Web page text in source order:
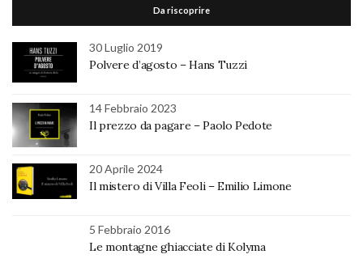
Da riscoprire
30 Luglio 2019
Polvere d’agosto – Hans Tuzzi
14 Febbraio 2023
Il prezzo da pagare – Paolo Pedote
20 Aprile 2024
Il mistero di Villa Feoli – Emilio Limone
5 Febbraio 2016
Le montagne ghiacciate di Kolyma